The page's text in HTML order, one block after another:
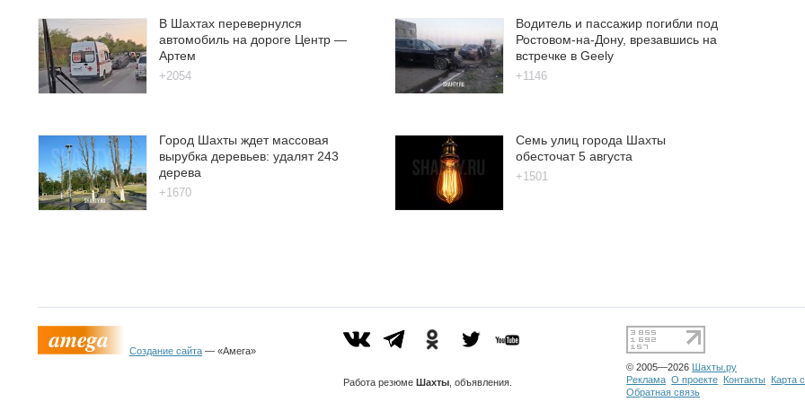
В Шахтах перевернулся
автомобиль на дороге Центр —
Артем
+2054
Водитель и пассажир погибли под
Ростовом-на-Дону, врезавшись на
встречке в Geely
+1146
Город Шахты ждет массовая
вырубка деревьев: удалят 243
дерева
+1670
Семь улиц города Шахты
обесточат 5 августа
+1501
Создание сайта — «Амега»
Работарезюме Шахты, объявления.
© 2005—2026 Шахты.ру
Реклама О проекте Контакты Карта
Обратная связь